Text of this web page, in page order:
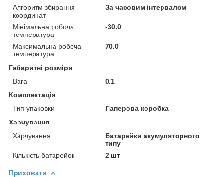
Алгоритм збирання
координат
За часовим інтервалом
Мінімальна робоча
температура
-30.0
Максимальна робоча
температура
70.0
Габаритні розміри
Вага
0.1
Комплектація
Тип упаковки
Паперова коробка
Харчування
Харчування
Батарейки акумуляторного
типу
Кількість батарейок
2 шт
Приховати